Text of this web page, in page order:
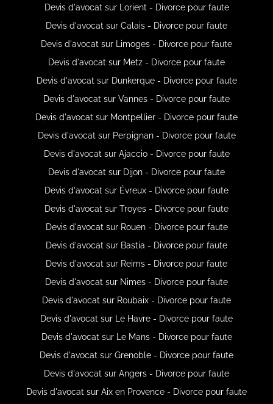
Devis d'avocat sur Lorient - Divorce pour faute
Devis d'avocat sur Calais - Divorce pour faute
Devis d'avocat sur Limoges - Divorce pour faute
Devis d'avocat sur Metz - Divorce pour faute
Devis d'avocat sur Dunkerque - Divorce pour faute
Devis d'avocat sur Vannes - Divorce pour faute
Devis d'avocat sur Montpellier - Divorce pour faute
Devis d'avocat sur Perpignan - Divorce pour faute
Devis d'avocat sur Ajaccio - Divorce pour faute
Devis d'avocat sur Dijon - Divorce pour faute
Devis d'avocat sur Évreux - Divorce pour faute
Devis d'avocat sur Troyes - Divorce pour faute
Devis d'avocat sur Rouen - Divorce pour faute
Devis d'avocat sur Bastia - Divorce pour faute
Devis d'avocat sur Reims - Divorce pour faute
Devis d'avocat sur Nimes - Divorce pour faute
Devis d'avocat sur Roubaix - Divorce pour faute
Devis d'avocat sur Le Havre - Divorce pour faute
Devis d'avocat sur Le Mans - Divorce pour faute
Devis d'avocat sur Grenoble - Divorce pour faute
Devis d'avocat sur Angers - Divorce pour faute
Devis d'avocat sur Aix en Provence - Divorce pour faute